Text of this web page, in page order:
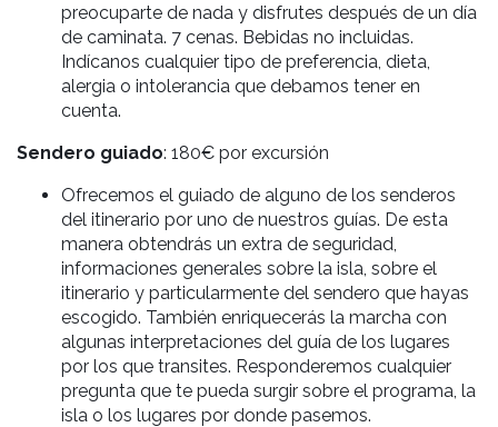
preocuparte de nada y disfrutes después de un día
de caminata. 7 cenas. Bebidas no incluidas.
Indícanos cualquier tipo de preferencia, dieta,
alergia o intolerancia que debamos tener en
cuenta.
Sendero guiado: 180€ por excursión
Ofrecemos el guiado de alguno de los senderos
del itinerario por uno de nuestros guías. De esta
manera obtendrás un extra de seguridad,
informaciones generales sobre la isla, sobre el
itinerario y particularmente del sendero que hayas
escogido. También enriquecerás la marcha con
algunas interpretaciones del guía de los lugares
por los que transites. Responderemos cualquier
pregunta que te pueda surgir sobre el programa, la
isla o los lugares por donde pasemos.